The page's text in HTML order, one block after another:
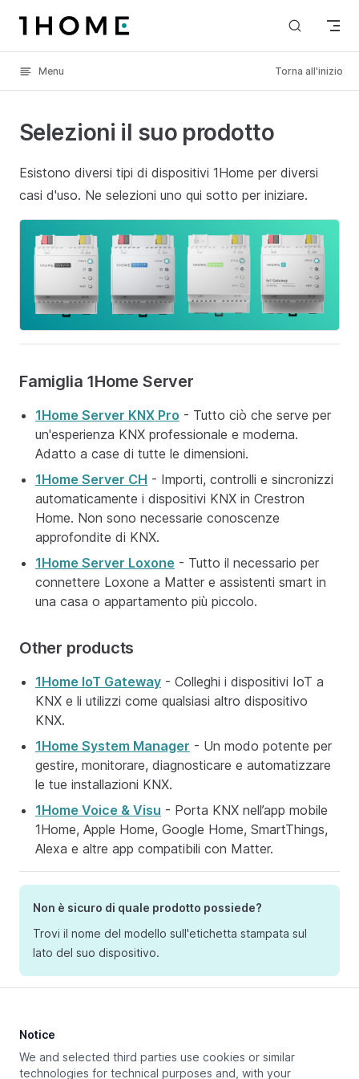
Skip to content
Menu Torna all'inizio
Selezioni il suo prodotto
Esistono diversi tipi di dispositivi 1Home per diversi
casi d'uso. Ne selezioni uno qui sotto per iniziare.
Famiglia 1Home Server
1Home Server KNX Pro - Tutto ciò che serve per
un'esperienza KNX professionale e moderna.
Adatto a case di tutte le dimensioni.
1Home Server CH - Importi, controlli e sincronizzi
automaticamente i dispositivi KNX in Crestron
Home. Non sono necessarie conoscenze
approfondite di KNX.
1Home Server Loxone - Tutto il necessario per
connettere Loxone a Matter e assistenti smart in
una casa o appartamento più piccolo.
Other products
1Home IoT Gateway - Colleghi i dispositivi IoT a
KNX e li utilizzi come qualsiasi altro dispositivo
KNX.
1Home System Manager - Un modo potente per
gestire, monitorare, diagnosticare e automatizzare
le tue installazioni KNX.
1Home Voice & Visu - Porta KNX nell’app mobile
1Home, Apple Home, Google Home, SmartThings,
Alexa e altre app compatibili con Matter.
Non è sicuro di quale prodotto possiede?
Trovi il nome del modello sull'etichetta stampata sul
lato del suo dispositivo.
Notice
We and selected third parties use cookies or similar
technologies for technical purposes and, with your